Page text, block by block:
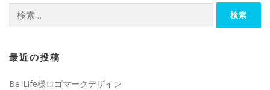
索:
最近の投稿
Be-Life様ロゴマークデザイン